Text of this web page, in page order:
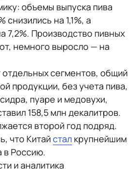
объемы выпуска пива
снизились на 1,1%, а
7,2%. Производство пивных
немного выросло — на
сегментов, общий
продукции, без учета пива,
пуаре и медовухи,
158,5 млн декалитров.
второй год подряд.
что Китай стал крупнейшим
в Россию.
и аналитика